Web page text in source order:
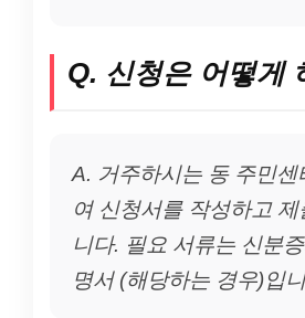
Q. 신청은 어떻게
A. 거주하시는 동 주민센
여 신청서를 작성하고
니다. 필요 서류는 신분
명서 (해당하는 경우)입